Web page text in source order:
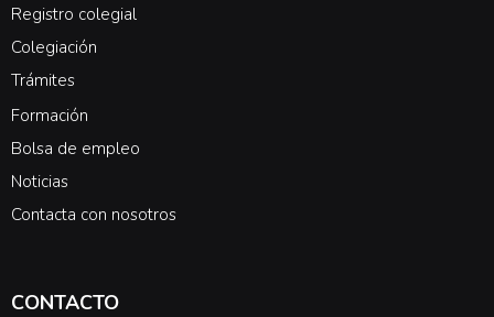
Registro colegial
Colegiación
Trámites
Formación
Bolsa de empleo
Noticias
Contacta con nosotros
CONTACTO